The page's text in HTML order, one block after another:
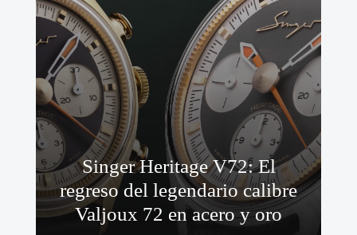
Singer Heritage V72: El
regreso del legendario calibre
Valjoux 72 en acero y oro